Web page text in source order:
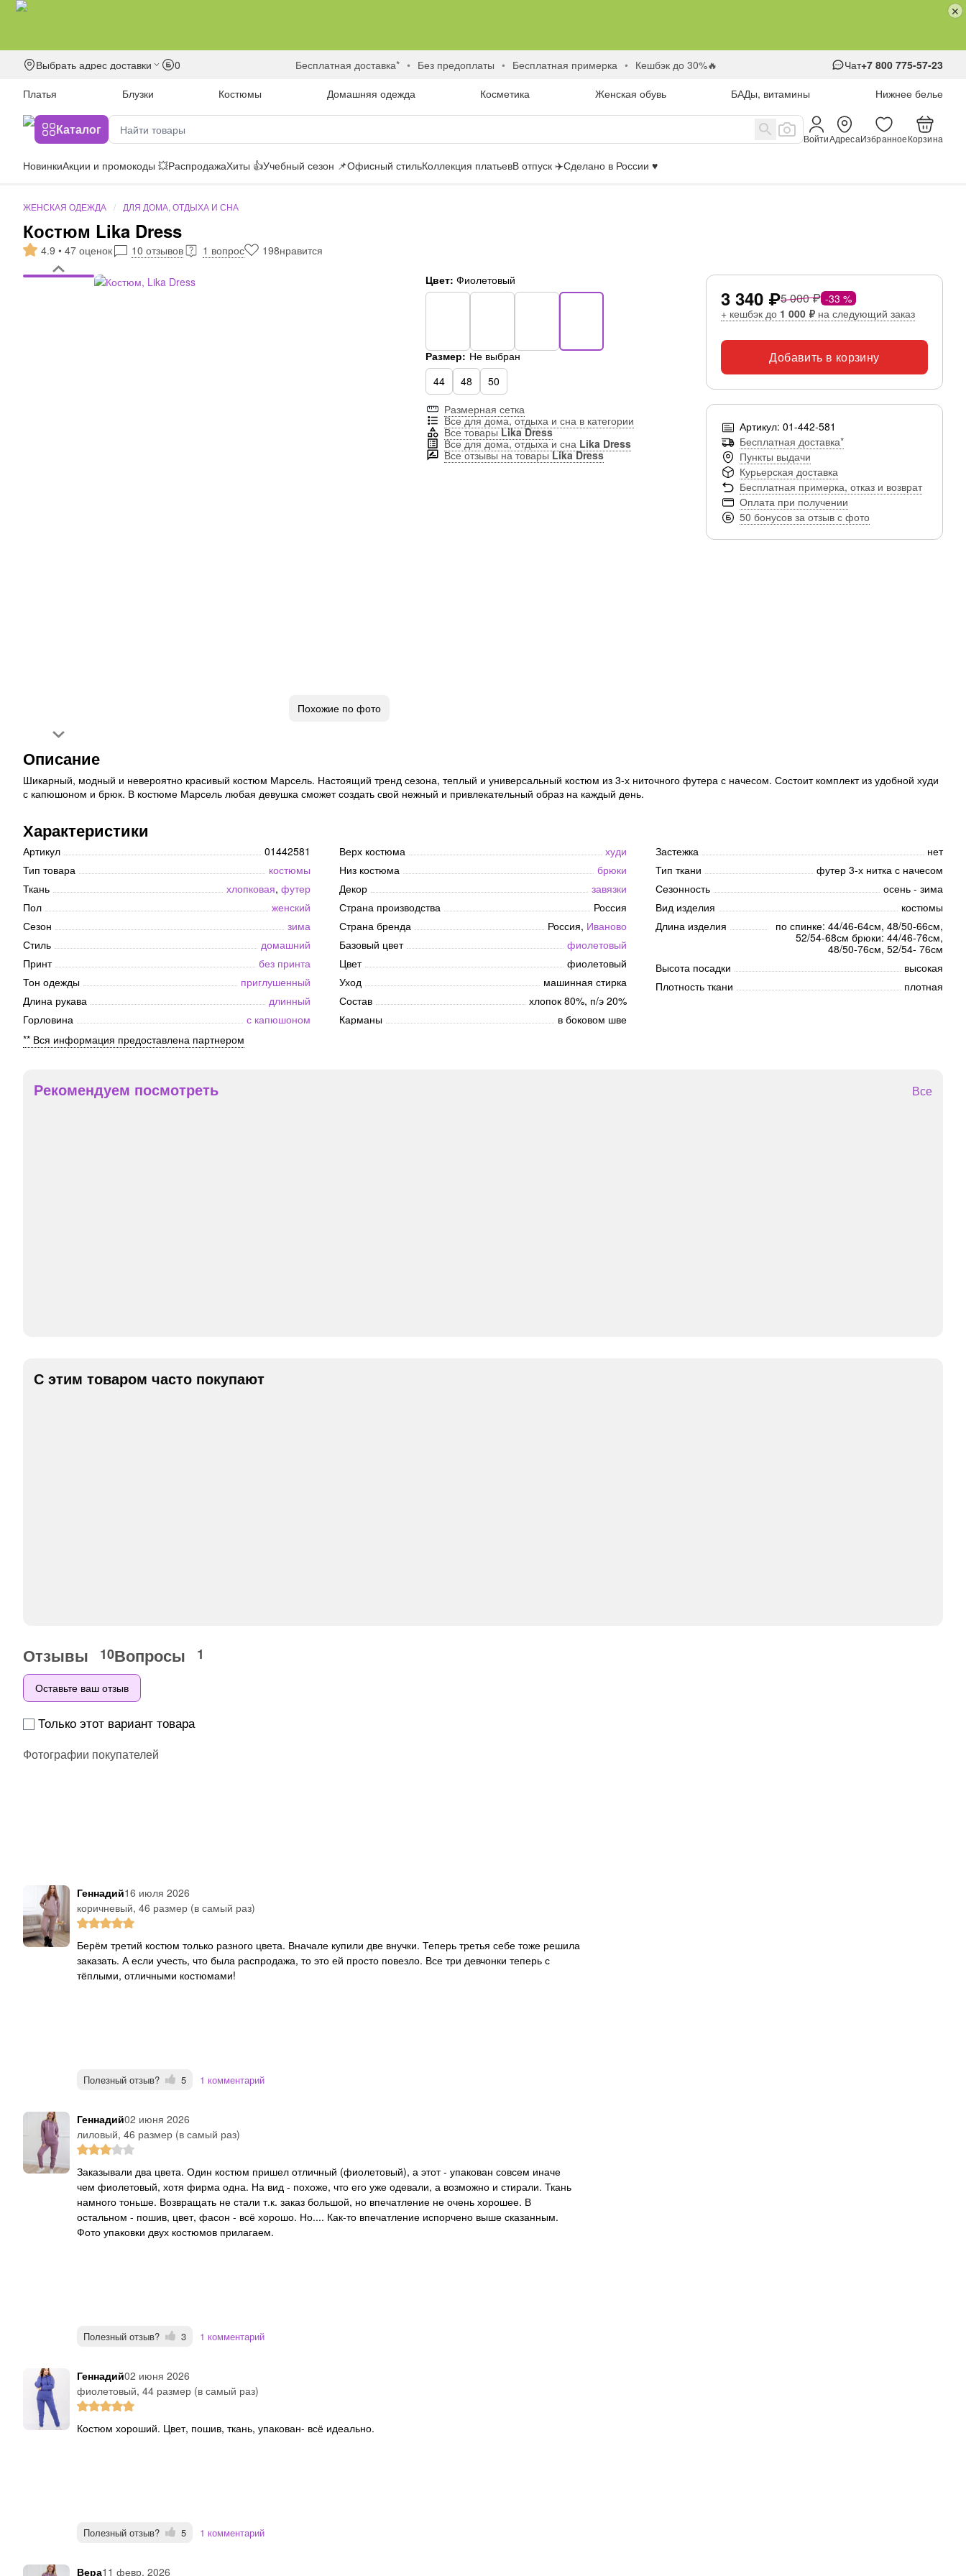
Выбрать адрес доставки 0 бесплатная доставка* без предоплаты бесплатная примерка кешбэк до 30%🔥 Чат+7 800 775-57-23
Платья
Блузки Костюмы Домашняя одежда Косметика Женская обувь БАДы, витамины Нижнее белье
Каталог
ВойтиАдресаИзбранноеКорзина
НовинкиАкции и промокоды 💥РаспродажаХиты 👍Учебный сезон 📌Офисный стильКоллекция платьевВ отпуск ✈️Сделано в России ♥️
ЖЕНСКАЯ ОДЕЖДА ДЛЯ ДОМА, ОТДЫХА И СНА
Костюм Lika Dress
4.9 • 47 оценок 10 отзывов 1 вопрос 198нравится
Похожие по фото
Цвет: Фиолетовый
Размер: Не выбран
44
48
50
Размерная сетка
Все для дома, отдыха и сна в категории
Все товарыLika Dress
Все для дома, отдыха и сна Lika Dress
Все отзывы на товарыLika Dress
5 000 ₽ -33 %
3 340 ₽
+ кешбэк до 1 000 ₽ на следующий заказ
Добавить в корзину
Артикул: 01-442-581
Бесплатная доставка*
Пункты выдачи
Курьерская доставка
Бесплатная примерка, отказ и возврат
Оплата при получении
50 бонусов за отзыв с фото
Описание
Шикарный, модный и невероятно красивый костюм Марсель. Настоящий тренд сезона, теплый и универсальный костюм из 3-х ниточного футера с начесом. Состоит комплект из удобной худи
с капюшоном и брюк. В костюме Марсель любая девушка сможет создать свой нежный и привлекательный образ на каждый день.
Характеристики
Артикул
01442581
Тип товара
костюмы
Ткань
хлопковая, футер
Пол
женский
Сезон
зима
Стиль
домашний
Принт
без принта
Тон одежды
приглушенный
Длина рукава
длинный
Горловина
с капюшоном
Верх костюма
худи
Низ костюма
брюки
Декор
завязки
Страна производства
Россия
Страна бренда
Россия, Иваново
Базовый цвет
фиолетовый
Цвет
фиолетовый
Уход
машинная стирка
Состав
хлопок 80%, п/э 20%
Карманы
в боковом шве
Застежка
нет
Тип ткани
футер 3-х нитка с начесом
Сезонность
осень - зима
Вид изделия
костюмы
Длина изделия
по спинке: 44/46-64см, 48/50-66см,
52/54-68см брюки: 44/46-76см,
48/50-76см, 52/54- 76см
Высота посадки
высокая
Плотность ткани
плотная
** Вся информация предоставлена партнером
Рекомендуем посмотреть Все
С этим товаром часто покупают
Отзывы 10Вопросы 1
Оставьте ваш отзыв
Только этот вариант товара
Фотографии покупателей
Геннадий16 июля 2026
коричневый, 46 размер (в самый раз)
Берём третий костюм только разного цвета. Вначале купили две внучки. Теперь третья себе тоже решила
заказать. А если учесть, что была распродажа, то это ей просто повезло. Все три девчонки теперь с
тёплыми, отличными костюмами!
Полезный отзыв? 5 1 комментарий
Геннадий02 июня 2026
лиловый, 46 размер (в самый раз)
Заказывали два цвета. Один костюм пришел отличный (фиолетовый), а этот - упакован совсем иначе
чем фиолетовый, хотя фирма одна. На вид - похоже, что его уже одевали, а возможно и стирали. Ткань
намного тоньше. Возвращать не стали т.к. заказ большой, но впечатление не очень хорошее. В
остальном - пошив, цвет, фасон - всё хорошо. Но.... Как-то впечатление испорчено выше сказанным.
Фото упаковки двух костюмов прилагаем.
Полезный отзыв? 3 1 комментарий
Геннадий02 июня 2026
фиолетовый, 44 размер (в самый раз)
Костюм хороший. Цвет, пошив, ткань, упакован- всё идеально.
Полезный отзыв? 5 1 комментарий
Вера11 февр. 2026